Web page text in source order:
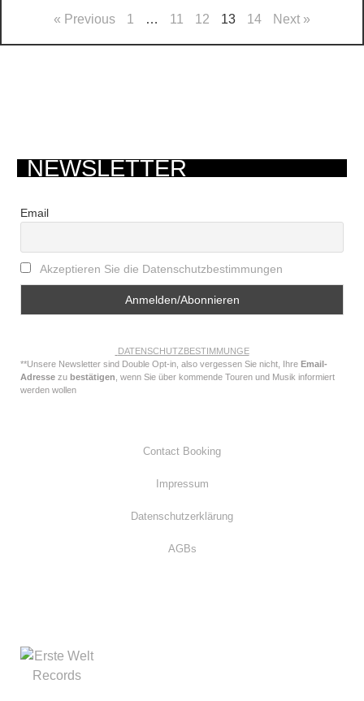
« Previous 1 … 11 12 13 14 Next »
NEWSLETTER
Email
Akzeptieren Sie die Datenschutzbestimmungen
DATENSCHUTZBESTIMMUNGE
**Unsere Newsletter sind Double Opt-in, also vergessen Sie nicht, Ihre Email-
Adresse zu bestätigen , wenn Sie über kommende Touren und Musik informiert
werden wollen
Contact Booking
Impressum
Datenschutzerklärung
AGBs